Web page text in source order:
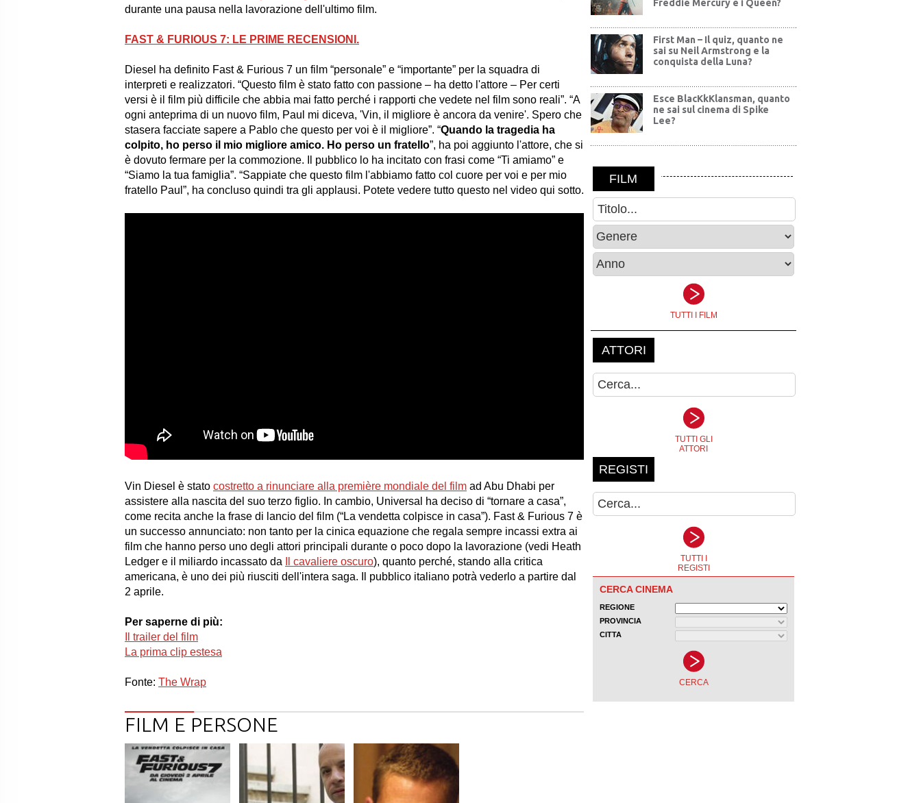
durante una pausa nella lavorazione dell'ultimo film.
FAST & FURIOUS 7: LE PRIME RECENSIONI.
Diesel ha definito Fast & Furious 7 un film “personale” e “importante” per la squadra di
interpreti e realizzatori. “Questo film è stato fatto con passione – ha detto l'attore – Per certi
versi è il film più difficile che abbia mai fatto perché i rapporti che vedete nel film sono reali”. “A
ogni anteprima di un nuovo film, Paul mi diceva, 'Vin, il migliore è ancora da venire'. Spero che
stasera facciate sapere a Pablo che questo per voi è il migliore”. “Quando la tragedia ha
colpito, ho perso il mio migliore amico. Ho perso un fratello”, ha poi aggiunto l'attore, che si
è dovuto fermare per la commozione. Il pubblico lo ha incitato con frasi come “Ti amiamo” e
“Siamo la tua famiglia”. “Sappiate che questo film l'abbiamo fatto col cuore per voi e per mio
fratello Paul”, ha concluso quindi tra gli applausi. Potete vedere tutto questo nel video qui sotto.
Vin Diesel è stato costretto a rinunciare alla première mondiale del film ad Abu Dhabi per
assistere alla nascita del suo terzo figlio. In cambio, Universal ha deciso di “tornare a casa”,
come recita anche la frase di lancio del film (“La vendetta colpisce in casa”). Fast & Furious 7 è
un successo annunciato: non tanto per la cinica equazione che regala sempre incassi extra ai
film che hanno perso uno degli attori principali durante o poco dopo la lavorazione (vedi Heath
Ledger e il miliardo incassato da
Il cavaliere oscuro), quanto perché, stando alla critica
americana, è uno dei più riusciti dell'intera saga. Il pubblico italiano potrà vederlo a partire dal
2 aprile.
Per saperne di più:
Il trailer del film
La prima clip estesa
Fonte: The Wrap
FILM E PERSONE
Freddie Mercury e i Queen?
First Man – Il quiz, quanto ne
sai su Neil Armstrong e la
conquista della Luna?
Esce BlacKkKlansman, quanto
ne sai sul cinema di Spike
Lee?